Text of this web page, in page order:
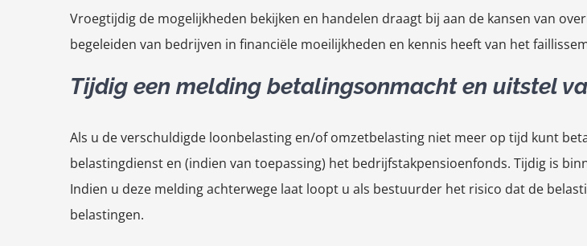
Vroegtijdig de mogelijkheden bekijken en handelen draagt bij aan de kansen van
begeleiden van bedrijven in financiële moeilijkheden en kennis heeft van het
Tijdig een melding betalingsonmacht en uitstel
Als u de verschuldigde loonbelasting en/of omzetbelasting niet meer op tijd kunt
belastingdienst en (indien van toepassing) het bedrijfstakpensioenfonds. Tijdig is
Indien u deze melding achterwege laat loopt u als bestuurder het risico dat de
belastingen.